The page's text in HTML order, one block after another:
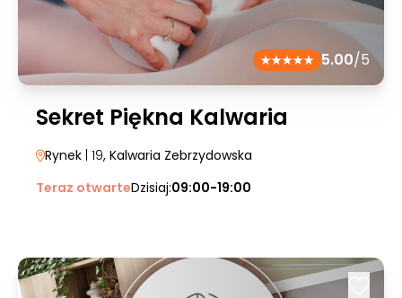
5.00/5
Sekret Piękna Kalwaria
Rynek | 19, Kalwaria Zebrzydowska
Teraz otwarteDzisiaj:09:00-19:00